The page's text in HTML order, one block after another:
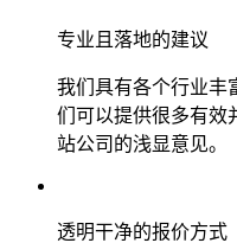
专业且落地的建议
我们具有各个行业丰
们可以提供很多有效
站公司的浅显意见。
透明干净的报价方式